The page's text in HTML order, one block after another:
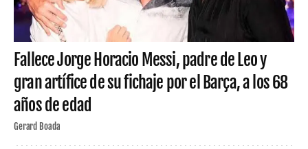
Fallece Jorge Horacio Messi, padre de Leo y
gran artífice de su fichaje por el Barça, a los 68
años de edad
Gerard Boada